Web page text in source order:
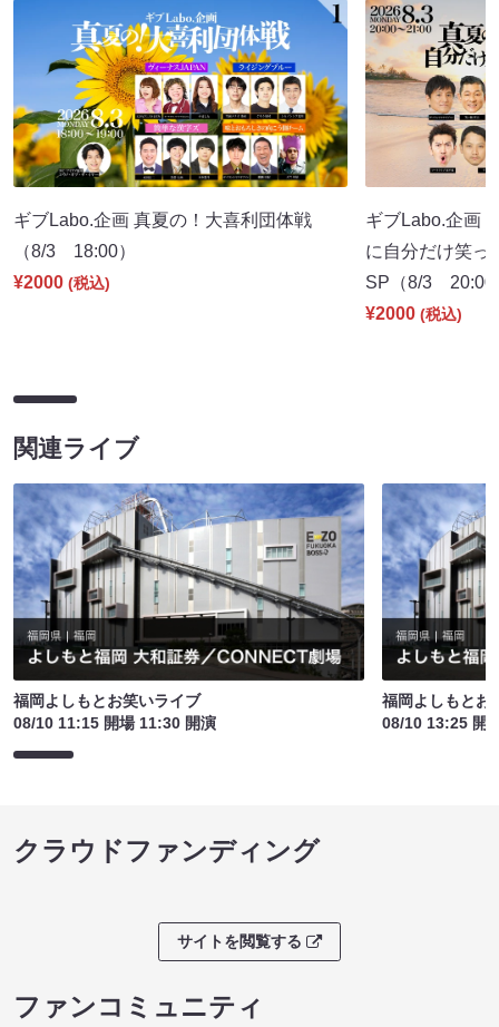
ギブLabo.企画 真夏の！大喜利団体戦
（8/3 18:00）
¥2000 (税込)
ギブLabo.企画
に自分だけ笑っ
SP（8/3 20:00
¥2000 (税込)
関連ライブ
福岡よしもとお笑いライブ
08/10 11:15 開場 11:30 開演
福岡よしもとお
08/10 13:25 開
クラウドファンディング
サイトを閲覧する
ファンコミュニティ